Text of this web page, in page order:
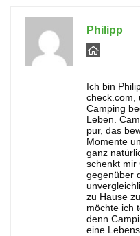
Philipp
Ich bin
check.com,
Camping
Leben.
pur, das
Momente
ganz
schenkt mir
gegenüber
zu Hause
möchte ich
denn
eine